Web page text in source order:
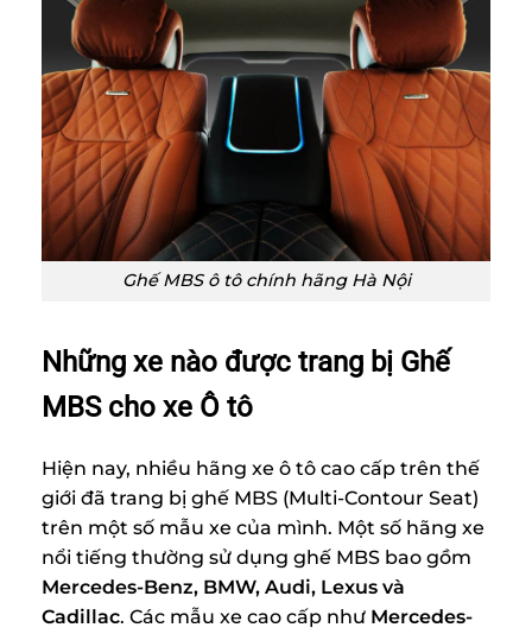
Ghế MBS ô tô chính hãng Hà Nội
Những xe nào được trang bị Ghế
MBS cho xe Ô tô
Hiện nay, nhiều hãng xe ô tô cao cấp trên thế
giới đã trang bị ghế MBS (Multi-Contour Seat)
trên một số mẫu xe của mình. Một số hãng xe
nổi tiếng thường sử dụng ghế MBS bao gồm
Mercedes-Benz, BMW, Audi, Lexus và
Cadillac. Các mẫu xe cao cấp như Mercedes-